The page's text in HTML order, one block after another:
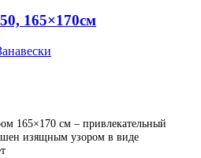
165×170см
165×170 см – привлекательный
изящным узором в виде